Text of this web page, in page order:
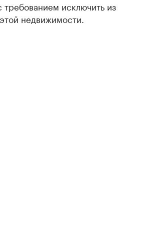
требованием исключить из
недвижимости.